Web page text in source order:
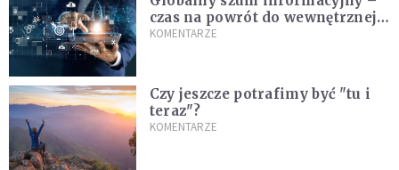
czas na powrót do wewnętrznej
prawdy
KOMENTARZE
Czy jeszcze potrafimy być "tu i
teraz"?
KOMENTARZE